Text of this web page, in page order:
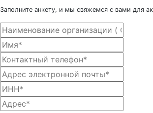
Заполните анкету, и мы свяжемся с вами для